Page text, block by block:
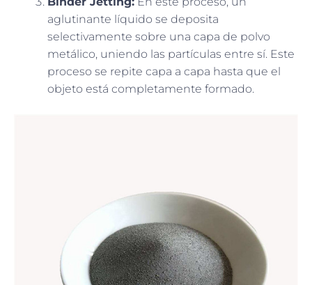
aglutinante líquido se deposita
selectivamente sobre una capa de polvo
metálico, uniendo las partículas entre sí. Este
proceso se repite capa a capa hasta que el
objeto está completamente formado.